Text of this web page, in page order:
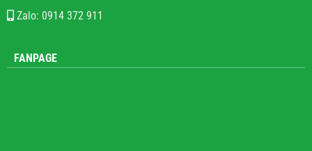
Zalo: 0914 372 911
FANPAGE